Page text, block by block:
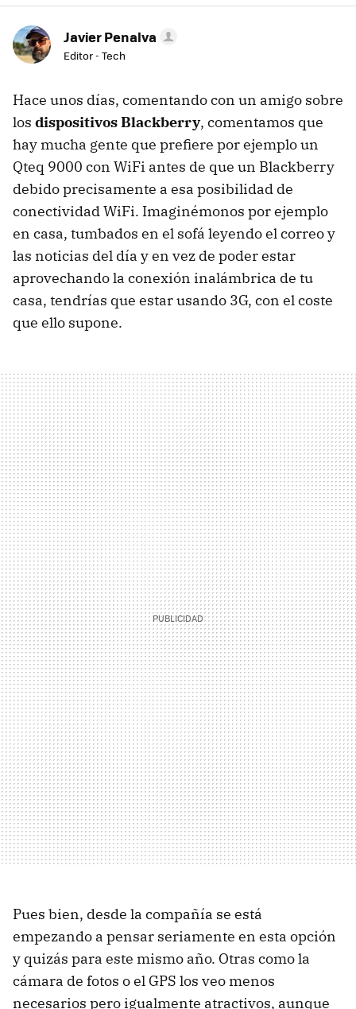
Javier Penalva
Editor - Tech
Hace unos días, comentando con un amigo sobre
los dispositivos Blackberry, comentamos que
hay mucha gente que prefiere por ejemplo un
Qteq 9000 con WiFi antes de que un Blackberry
debido precisamente a esa posibilidad de
conectividad WiFi. Imaginémonos por ejemplo
en casa, tumbados en el sofá leyendo el correo y
las noticias del día y en vez de poder estar
aprovechando la conexión inalámbrica de tu
casa, tendrías que estar usando 3G, con el coste
que ello supone.
Pues bien, desde la compañía se está
empezando a pensar seriamente en esta opción
y quizás para este mismo año. Otras como la
cámara de fotos o el GPS los veo menos
necesarios pero igualmente atractivos, aunque